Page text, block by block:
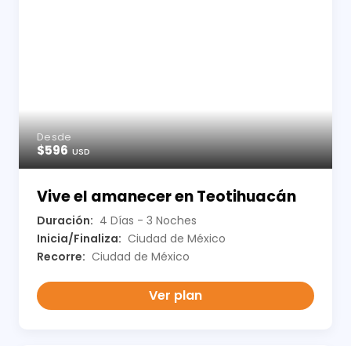
Desde
$596USD
Vive el amanecer en Teotihuacán
Duración: 4 Días - 3 Noches
Inicia/Finaliza: Ciudad de México
Recorre: Ciudad de México
Ver plan